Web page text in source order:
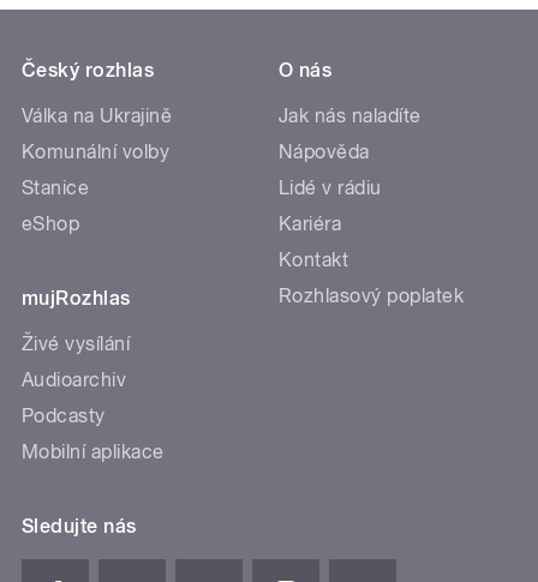
Český rozhlas
Válka na Ukrajině
Komunální volby
Stanice
eShop
mujRozhlas
Živé vysílání
Audioarchiv
Podcasty
Mobilní aplikace
O nás
Jak nás naladíte
Nápověda
Lidé v rádiu
Kariéra
Kontakt
Rozhlasový poplatek
Sledujte nás